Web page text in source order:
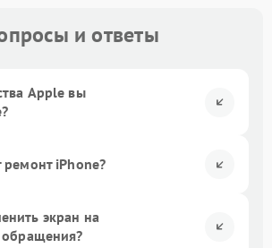
и ответы
Apple вы
ремонт iPhone?
экран на